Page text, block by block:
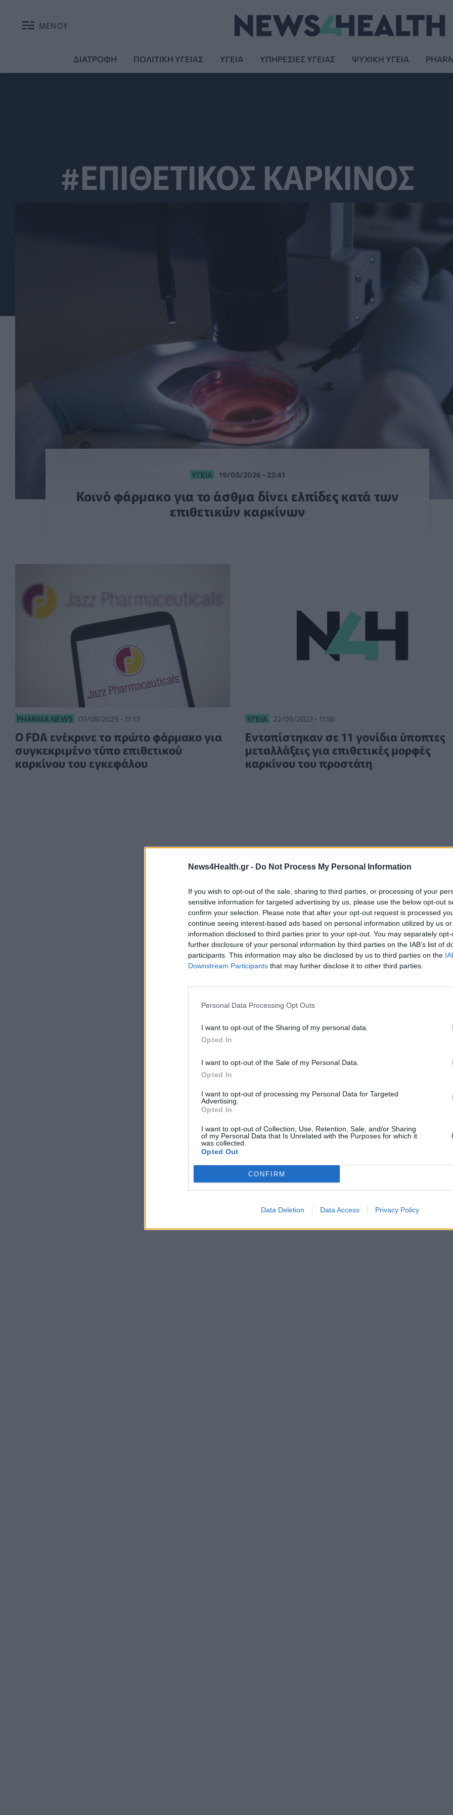
News4Health.gr - Do Not Process My Personal Information
If you wish to opt-out of the sale, sharing to third parties, or processing of your
sensitive information for targeted advertising by us, please use the below opt-out
confirm your selection. Please note that after your opt-out request is processed
continue seeing interest-based ads based on personal information utilized by us
information disclosed to third parties prior to your opt-out. You may separately
further disclosure of your personal information by third parties on the IAB’s list of
participants. This information may also be disclosed by us to third parties on the
Downstream Participants that may further disclose it to other third parties.
Personal Data Processing Opt Outs
I want to opt-out of the Sharing of my personal data.
Opted In
I want to opt-out of the Sale of my Personal Data.
Opted In
I want to opt-out of processing my Personal Data for Targeted
Advertising.
Opted In
I want to opt-out of Collection, Use, Retention, Sale, and/or Sharing
of my Personal Data that Is Unrelated with the Purposes for which it
was collected.
Opted Out
CONFIRM
Data Deletion Data Access Privacy Policy
ΜΕΝΟΥ
ΔΙΑΤΡΟΦΗ ΠΟΛΙΤΙΚΗ ΥΓΕΙΑΣ ΥΓΕΙΑ ΥΠΗΡΕΣΙΕΣ ΥΓΕΙΑΣ ΨΥΧΙΚΗ ΥΓΕΙΑ
#ΕΠΙΘΕΤΙΚΟΣ ΚΑΡΚΙΝΟΣ
ΥΓΕΊΑ 19/05/2026 - 22:41
Κοινό φάρμακο για το άσθμα δίνει ελπίδες κατά των
επιθετικών καρκίνων
PHARMA NEWS 07/08/2025 - 17:13
Ο FDA ενέκρινε το πρώτο φάρμακο για
συγκεκριμένο τύπο επιθετικού
καρκίνου του εγκεφάλου
ΥΓΕΊΑ 22/09/2023 - 11:56
Εντοπίστηκαν σε 11 γονίδια ύποπτες
μεταλλάξεις για επιθετικές μορφές
καρκίνου του προστάτη